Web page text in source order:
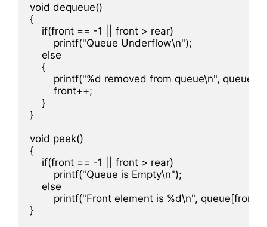
void dequeue()
{
    if(front == -1 || front > rear)
        printf("Queue Underflow\n");
    else
    {
printf("%d removed from queue\n",
        front++;
    }
}
void peek()
{
    if(front == -1 || front > rear)
        printf("Queue is Empty\n");
    else
        printf("Front element is %d\n", queue[front]);
}